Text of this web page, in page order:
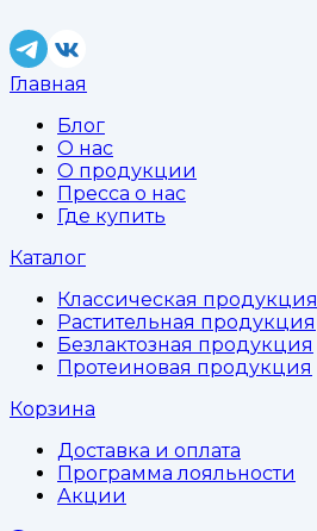
Главная
Блог
О нас
О продукции
Пресса о нас
Где купить
Каталог
Классическая продукция
Растительная продукция
Безлактозная продукция
Протеиновая продукция
Корзина
Доставка и оплата
Программа лояльности
Акции